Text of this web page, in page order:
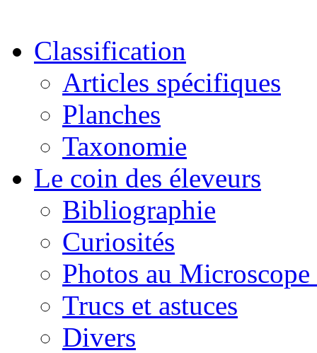
Classification
Articles spécifiques
Planches
Taxonomie
Le coin des éleveurs
Bibliographie
Curiosités
Photos au
Trucs et astuces
Divers